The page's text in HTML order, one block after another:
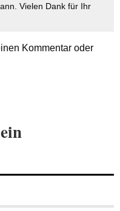
Vielen Dank für Ihr
Kommentar oder